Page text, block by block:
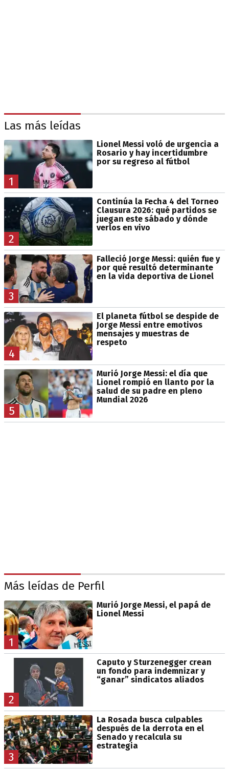
Las más leídas
1
Lionel Messi voló de urgencia a
Rosario y hay incertidumbre
por su regreso al fútbol
2
Continúa la Fecha 4 del Torneo
Clausura 2026: qué partidos se
juegan este sábado y dónde
verlos en vivo
3
Falleció Jorge Messi: quién fue y
por qué resultó determinante
en la vida deportiva de Lionel
4
El planeta fútbol se despide de
Jorge Messi entre emotivos
mensajes y muestras de
respeto
5
Murió Jorge Messi: el día que
Lionel rompió en llanto por la
salud de su padre en pleno
Mundial 2026
Más leídas de Perfil
1
Murió Jorge Messi, el papá de
Lionel Messi
2
Caputo y Sturzenegger crean
un fondo para indemnizar y
“ganar” sindicatos aliados
3
La Rosada busca culpables
después de la derrota en el
Senado y recalcula su
estrategia